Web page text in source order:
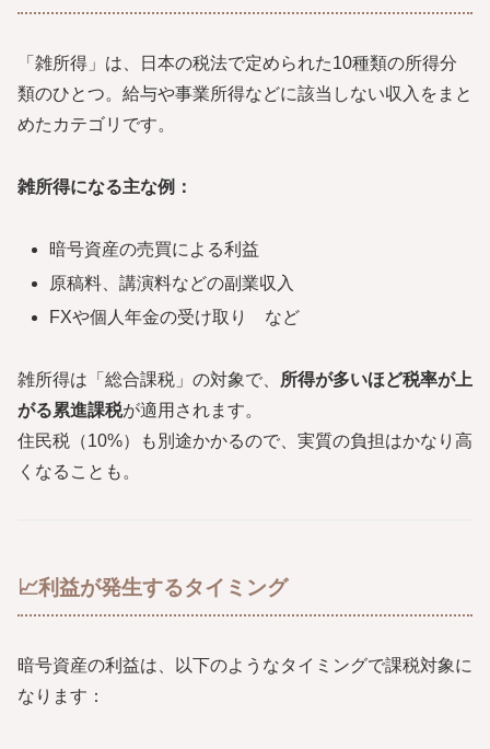
「雑所得」は、日本の税法で定められた10種類の所得分
類のひとつ。給与や事業所得などに該当しない収入をまと
めたカテゴリです。
雑所得になる主な例：
暗号資産の売買による利益
原稿料、講演料などの副業収入
FXや個人年金の受け取り など
雑所得は「総合課税」の対象で、
所得が多いほど税率が上
がる累進課税が適用されます。
住民税（10%）も別途かかるので、実質の負担はかなり高
くなることも。
📈利益が発生するタイミング
暗号資産の利益は、以下のようなタイミングで課税対象に
なります：